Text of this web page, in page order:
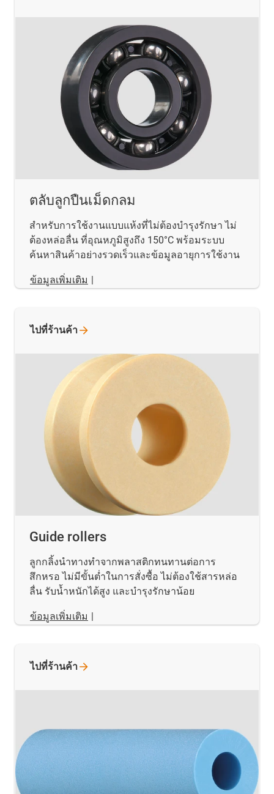
ตลับลูกปืนเม็ดกลม
สำหรับการใช้งานแบบแห้งที่ไม่ต้องบำรุงรักษา ไม่
ต้องหล่อลื่น ที่อุณหภูมิสูงถึง 150°C พร้อมระบบ
ค้นหาสินค้าอย่างรวดเร็วและข้อมูลอายุการใช้งาน
ข้อมูลเพิ่มเติม |
Guide rollers
ลูกกลิ้งนำทางทำจากพลาสติกทนทานต่อการ
สึกหรอ ไม่มีขั้นต่ำในการสั่งซื้อ ไม่ต้องใช้สารหล่อ
ลื่น รับน้ำหนักได้สูง และบำรุงรักษาน้อย
ข้อมูลเพิ่มเติม |
ไปที่ร้านค้า
ไปที่ร้านค้า